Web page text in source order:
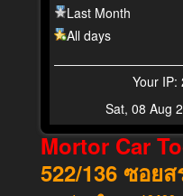
Last Month
All days
Your IP:
Sat, 08 Aug
Mortor Car
522/136 ซอยส